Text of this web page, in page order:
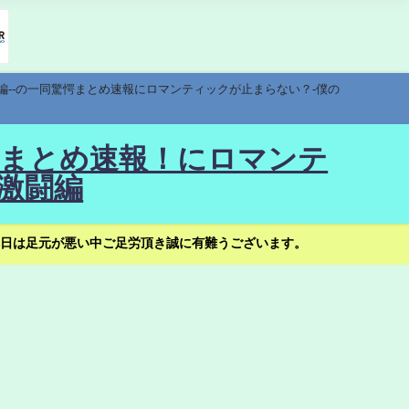
の一同驚愕まとめ速報にロマンティックが止まらない？-僕の
とめ速報！にロマンテ
闘編
足元が悪い中ご足労頂き誠に有難うございます。